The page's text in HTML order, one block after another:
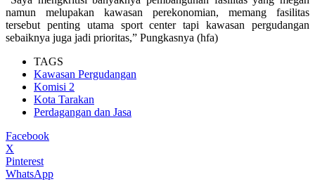
namun melupakan kawasan perekonomian, memang fasilitas
tersebut penting utama sport center tapi kawasan pergudangan
sebaiknya juga jadi prioritas,” Pungkasnya (hfa)
TAGS
Kawasan Pergudangan
Komisi 2
Kota Tarakan
Perdagangan dan Jasa
Facebook
X
Pinterest
WhatsApp